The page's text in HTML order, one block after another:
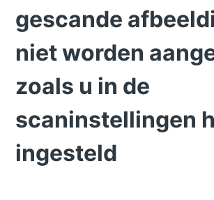
gescande
niet worden
zoals u in de
scaninstellingen
ingesteld